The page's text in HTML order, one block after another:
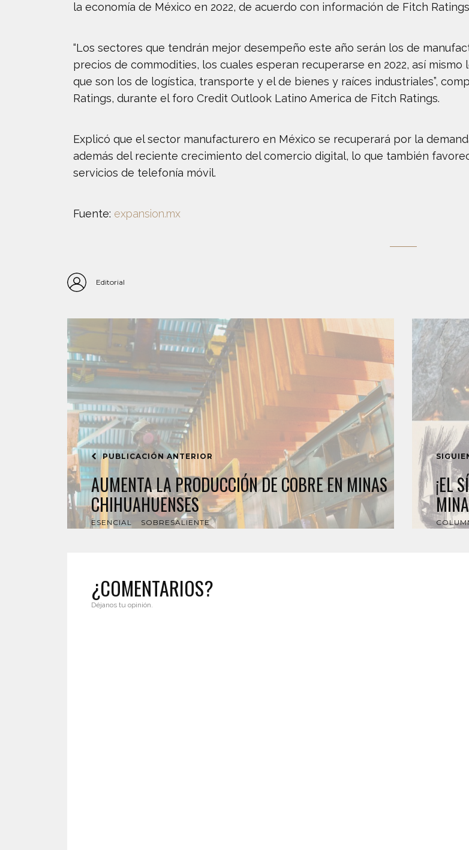
la economía de México en 2022, de acuerdo con información de Fitch
“Los sectores que tendrán mejor desempeño este año serán los de
precios de commodities, los cuales esperan recuperarse en 2022, así
que son los de logística, transporte y el de bienes y raíces industriales”,
Ratings, durante el foro Credit Outlook Latino America de Fitch Ratings.
Explicó que el sector manufacturero en México se recuperará por la
además del reciente crecimiento del comercio digital, lo que también
servicios de telefonía móvil.
Fuente: expansion.mx
Editorial
PUBLICACIÓN ANTERIOR
AUMENTA LA PRODUCCIÓN DE COBRE EN MINAS
CHIHUAHUENSES
ESENCIAL SOBRESALIENTE
¡EL
¿COMENTARIOS?
Déjanos tu opinión.